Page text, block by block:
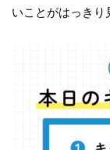
いことがはっきり